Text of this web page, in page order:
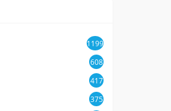
1199
608
417
375